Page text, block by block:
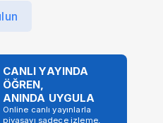
CANLI YAYINDA
ÖĞREN,
ANINDA UYGULA
Online canlı yayınlarla
piyasayı sadece izleme,